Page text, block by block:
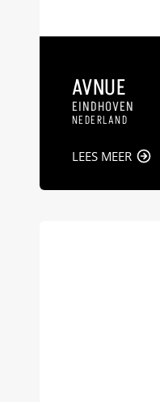
AVNUE
EINDHOVEN
NEDERLAND
LEES MEER